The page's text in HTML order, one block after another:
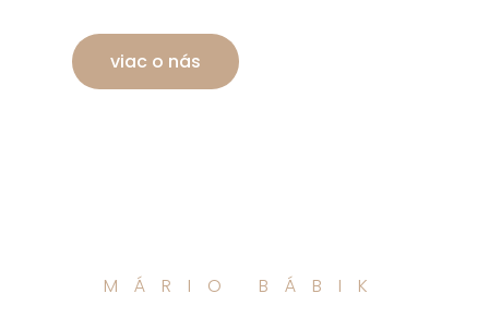
viac o nás
MÁRIO BÁBIK